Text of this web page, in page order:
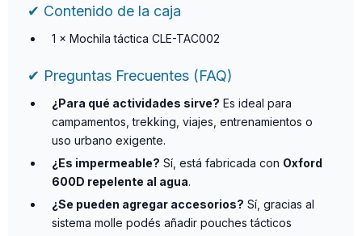
✔ Contenido de la caja
1 × Mochila táctica CLE-TAC002
✔ Preguntas Frecuentes (FAQ)
¿Para qué actividades sirve? Es ideal para
campamentos, trekking, viajes, entrenamientos o
uso urbano exigente.
¿Es impermeable? Sí, está fabricada con Oxford
600D repelente al agua.
¿Se pueden agregar accesorios? Sí, gracias al
sistema molle podés añadir pouches tácticos